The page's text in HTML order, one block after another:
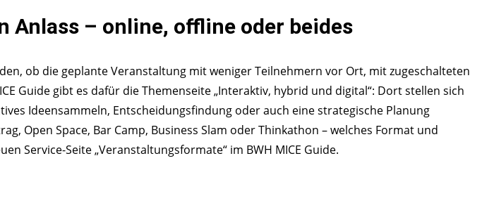
Anlass – online, offline oder beides
ob die geplante Veranstaltung mit weniger Teilnehmern vor Ort, mit zugeschalteten
Guide gibt es dafür die Themenseite „Interaktiv, hybrid und digital“: Dort stellen sich
Ideensammeln, Entscheidungsfindung oder auch eine strategische Planung
Open Space, Bar Camp, Business Slam oder Thinkathon – welches Format und
Service-Seite „Veranstaltungsformate“ im BWH MICE Guide.